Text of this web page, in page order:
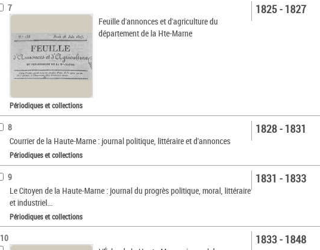
7
Feuille d'annonces et d'agriculture du
département de la Hte-Marne
1825 - 1827
Périodiques et collections
8
Courrier de la Haute-Marne : journal politique, littéraire et d'annonces
1828 - 1831
Périodiques et collections
9
Le Citoyen de la Haute-Marne : journal du progrès politique, moral, littéraire
et industriel...
1831 - 1833
Périodiques et collections
10
1833 - 1848